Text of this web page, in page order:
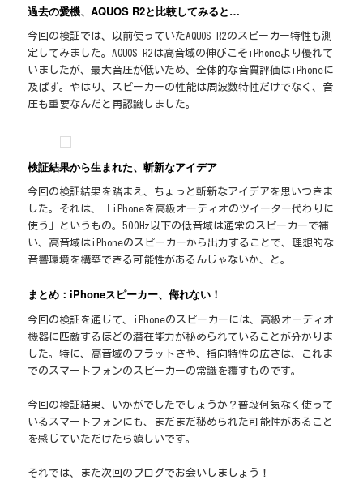
過去の愛機、AQUOS R2と比較してみると…
今回の検証では、以前使っていたAQUOS R2のスピーカー特性も測
定してみました。AQUOS R2は高音域の伸びこそiPhoneより優れて
いましたが、最大音圧が低いため、全体的な音質評価はiPhoneに
及ばず。やはり、スピーカーの性能は周波数特性だけでなく、音
圧も重要なんだと再認識しました。
検証結果から生まれた、斬新なアイデア
今回の検証結果を踏まえ、ちょっと斬新なアイデアを思いつきま
した。それは、「iPhoneを高級オーディオのツイーター代わりに
使う」というもの。500Hz以下の低音域は通常のスピーカーで補
い、高音域はiPhoneのスピーカーから出力することで、理想的な
音響環境を構築できる可能性があるんじゃないか、と。
まとめ：iPhoneスピーカー、侮れない！
今回の検証を通じて、iPhoneのスピーカーには、高級オーディオ
機器に匹敵するほどの潜在能力が秘められていることが分かりま
した。特に、高音域のフラットさや、指向特性の広さは、これま
でのスマートフォンのスピーカーの常識を覆すものです。
今回の検証結果、いかがでしたでしょうか？普段何気なく使って
いるスマートフォンにも、まだまだ秘められた可能性があること
を感じていただけたら嬉しいです。
それでは、また次回のブログでお会いしましょう！